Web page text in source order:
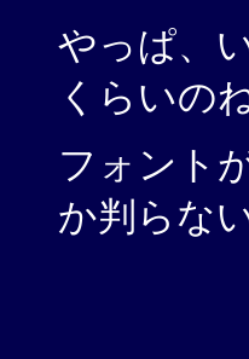
やっぱ、
くらいのね
フォント
か判らない